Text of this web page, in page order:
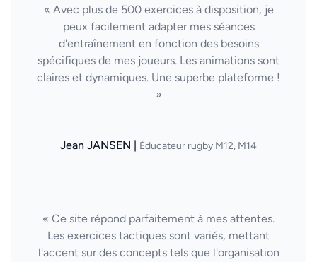
« Avec plus de 500 exercices à disposition, je
peux facilement adapter mes séances
d'entraînement en fonction des besoins
spécifiques de mes joueurs. Les animations sont
claires et dynamiques. Une superbe plateforme !
»
Jean JANSEN | Éducateur rugby M12, M14
« Ce site répond parfaitement à mes attentes.
Les exercices tactiques sont variés, mettant
l'accent sur des concepts tels que l'organisation